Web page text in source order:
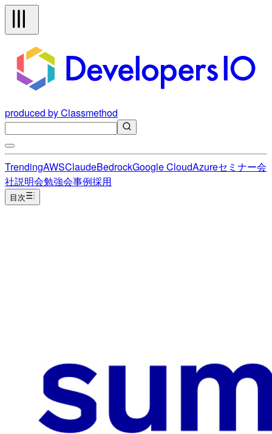
produced by Classmethod
TrendingAWSClaudeBedrockGoogle CloudAzureセミナー会
社説明会勉強会事例採用
目次